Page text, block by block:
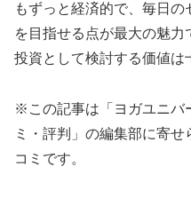
もずっと経済的で、毎日
を目指せる点が最大の魅
投資として検討する価値は
※この記事は「ヨガユニバ
ミ・評判」の編集部に寄
コミです。